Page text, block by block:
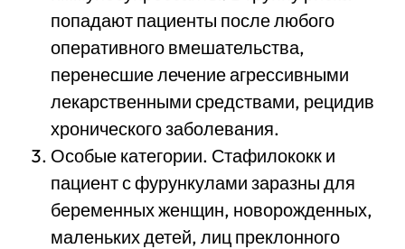
попадают пациенты после любого
оперативного вмешательства,
перенесшие лечение агрессивными
лекарственными средствами, рецидив
хронического заболевания.
Особые категории. Стафилококк и
пациент с фурункулами заразны для
беременных женщин, новорожденных,
маленьких детей, лиц преклонного